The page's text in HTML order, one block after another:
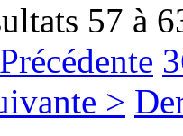
57 à
>